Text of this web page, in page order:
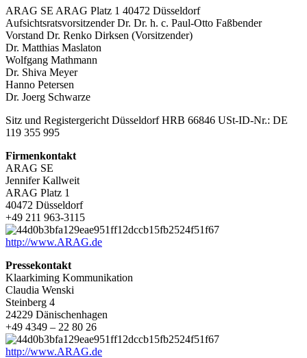
ARAG SE ARAG Platz 1 40472 Düsseldorf
Aufsichtsratsvorsitzender Dr. Dr. h. c. Paul-Otto Faßbender
Vorstand Dr. Renko Dirksen (Vorsitzender)
Dr. Matthias Maslaton
Wolfgang Mathmann
Dr. Shiva Meyer
Hanno Petersen
Dr. Joerg Schwarze
Sitz und Registergericht Düsseldorf HRB 66846 USt-ID-Nr.: DE
119 355 995
Firmenkontakt
ARAG SE
Jennifer Kallweit
ARAG Platz 1
40472 Düsseldorf
+49 211 963-3115
http://www.ARAG.de
Pressekontakt
Klaarkiming Kommunikation
Claudia Wenski
Steinberg 4
24229 Dänischenhagen
+49 4349 – 22 80 26
http://www.ARAG.de